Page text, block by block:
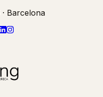
· Barcelona